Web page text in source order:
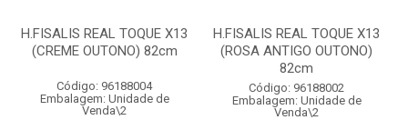
H.FISALIS REAL TOQUE X13
(CREME OUTONO) 82cm
Código: 96188004
Embalagem: Unidade de
Venda\2
H.FISALIS REAL TOQUE X13
(ROSA ANTIGO OUTONO)
82cm
Código: 96188002
Embalagem: Unidade de
Venda\2